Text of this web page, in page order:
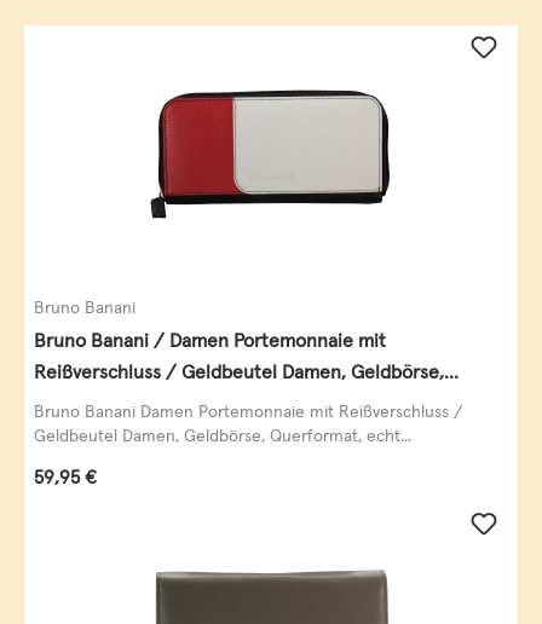
Bruno Banani
Bruno Banani / Damen Portemonnaie mit
Reißverschluss / Geldbeutel Damen, Geldbörse,
Querformat, echt Leder, black/white/red
Bruno Banani Damen Portemonnaie mit Reißverschluss /
Geldbeutel Damen, Geldbörse, Querformat, echt...
Regulärer Preis:
59,95 €